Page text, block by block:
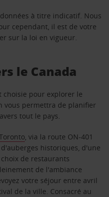
à titre indicatif. Nous
cependant, il est de votre
sur la loi en vigueur.
le Canada
choisie pour explorer le
vous permettra de planifier
tout le pays.
, via la route ON-401
historiques, d'une
de restaurants
de l'ambiance
votre séjour entre avril
de la ville. Consacré au